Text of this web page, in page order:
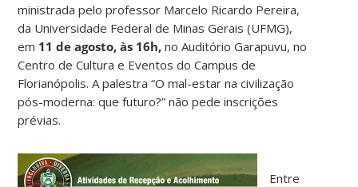
ministrada pelo professor Marcelo Ricardo Pereira,
da Universidade Federal de Minas Gerais (UFMG),
em 11 de agosto, às 16h, no Auditório Garapuvu, no
Centro de Cultura e Eventos do Campus de
Florianópolis. A palestra “O mal-estar na civilização
pós-moderna: que futuro?” não pede inscrições
prévias.
Entre